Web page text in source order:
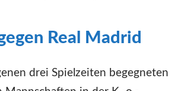
Real Madrid
drei Spielzeiten begegneten